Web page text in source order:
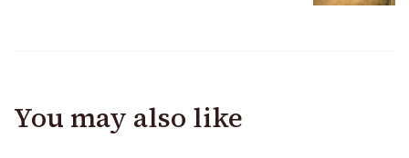
You may also like